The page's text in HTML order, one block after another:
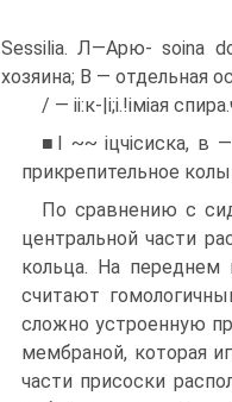
Sessilia. Л—Арю- soina
хозяина; В — отдельная
/ — іі:к-|і;і.!іміая
■I ~~ іцчісиска, в
прикрепительное
По сравнению с
центральной части
кольца. На переднем
считают
сложно устроенную
мембраной, которая
части присоски